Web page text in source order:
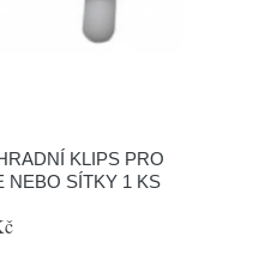
KLIPS PRO
NEBO SÍTKY 1 KS